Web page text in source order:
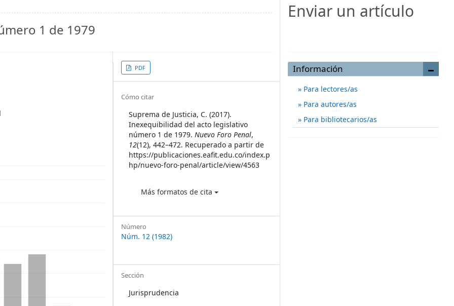
1 de 1979
Article
Sidebar
PDF
Article
Details
Cómo citar
Suprema de Justicia, C. (2017).
Inexequibilidad del acto legislativo
número 1 de 1979.Nuevo Foro Penal,
12(12), 442–472. Recuperado a partir de
https://publicaciones.eafit.edu.co/index.p
hp/nuevo-foro-penal/article/view/4563
Más formatos de cita
Número
Núm. 12 (1982)
Sección
Jurisprudencia
Enviar un artículo
Información
Para lectores/as
Para autores/as
Para bibliotecarios/as